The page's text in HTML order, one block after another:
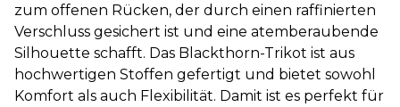
zum offenen Rücken, der durch einen raffinierten
Verschluss gesichert ist und eine atemberaubende
Silhouette schafft. Das Blackthorn-Trikot ist aus
hochwertigen Stoffen gefertigt und bietet sowohl
Komfort als auch Flexibilität. Damit ist es perfekt für